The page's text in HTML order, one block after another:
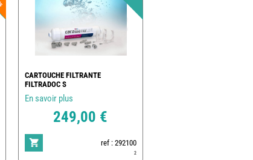
CARTOUCHE FILTRANTE
FILTRADOC S
En savoir plus
249,00 €
ref : 292100
2